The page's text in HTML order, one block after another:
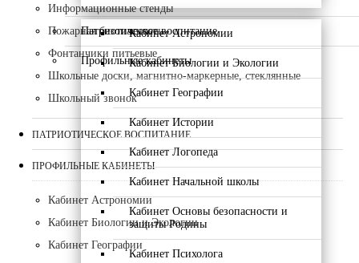
Патриотическое воспитание
Профильные кабинеты
Кабинет Астрономии
Кабинет Биологии и Экологии
Кабинет Географии
Кабинет Истории
Кабинет Логопеда
Кабинет Начальной школы
Кабинет Основы безопасности и
защиты Родины
Кабинет Психолога
Информационные стенды
Пожарная безопасность
Фонтанчики питьевые
Школьные доски, магнитно-маркерные, стеклянные
Школьный звонок
ПАТРИОТИЧЕСКОЕ ВОСПИТАНИЕ
ПРОФИЛЬНЫЕ КАБИНЕТЫ
Кабинет Астрономии
Кабинет Биологии и Экологии
Кабинет Географии